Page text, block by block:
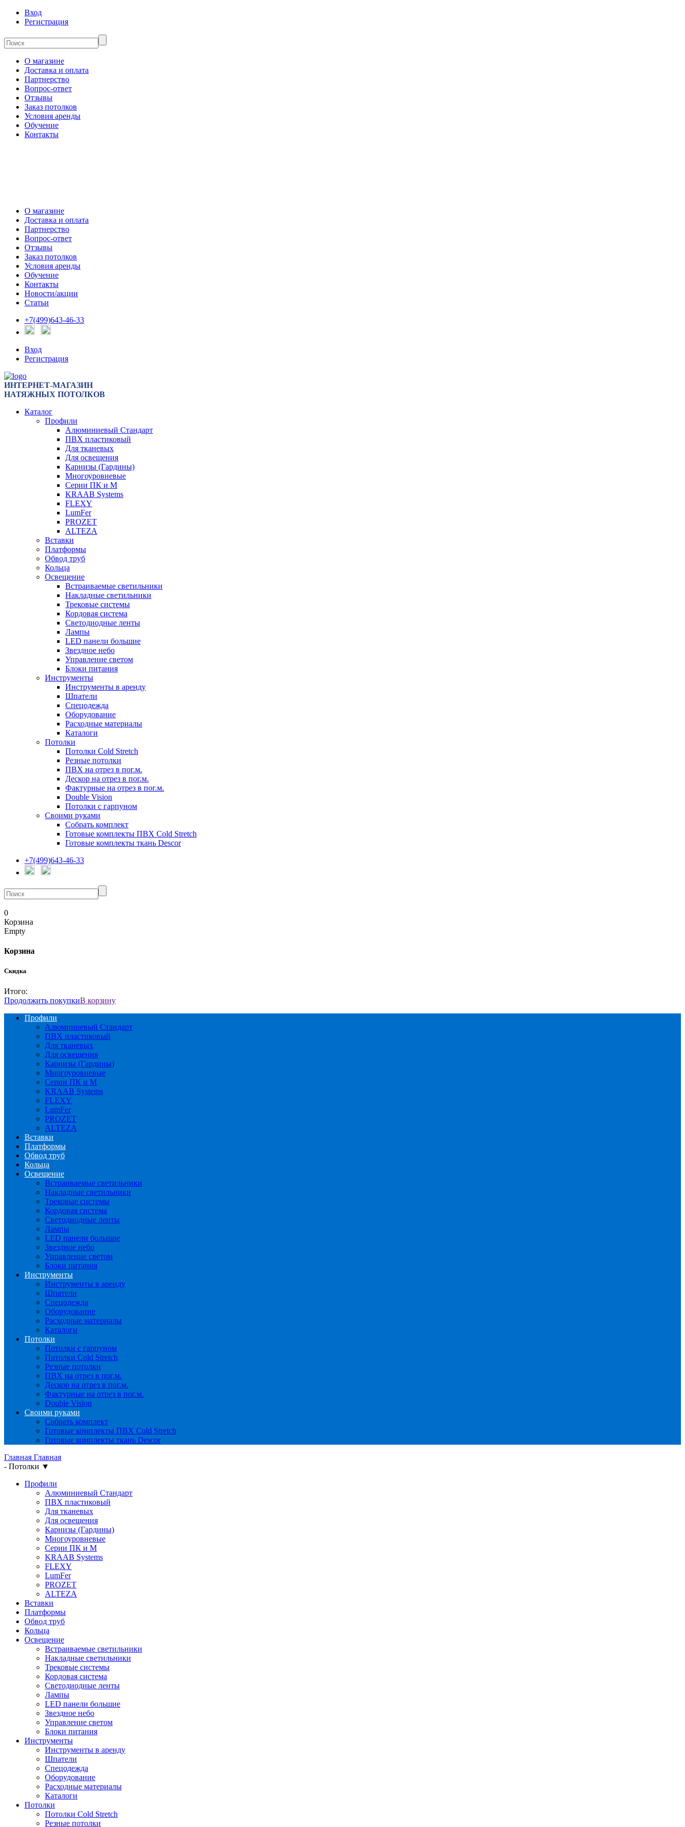
Вход
Регистрация
О магазине
Доставка и оплата
Партнерство
Вопрос-ответ
Отзывы
Заказ потолков
Условия аренды
Обучение
Контакты
О магазине
Доставка и оплата
Партнерство
Вопрос-ответ
Отзывы
Заказ потолков
Условия аренды
Обучение
Контакты
Новости/акции
Статьи
+7(499)643-46-33
Вход
Регистрация
ИНТЕРНЕТ-МАГАЗИН
НАТЯЖНЫХ ПОТОЛКОВ
Каталог
Профили
Алюминиевый Стандарт
ПВХ пластиковый
Для тканевых
Для освещения
Карнизы (Гардины)
Многоуровневые
Серии ПК и М
KRAAB Systems
FLEXY
LumFer
PROZET
ALTEZA
Вставки
Платформы
Обвод труб
Кольца
Освещение
Встраиваемые светильники
Накладные светильники
Трековые системы
Кордовая система
Светодиодные ленты
Лампы
LED панели большие
Звездное небо
Управление светом
Блоки питания
Инструменты
Инструменты в аренду
Шпатели
Спецодежда
Оборудование
Расходные материалы
Каталоги
Потолки
Потолки Cold Stretch
Резные потолки
ПВХ на отрез в пог.м.
Дескор на отрез в пог.м.
Фактурные на отрез в пог.м.
Double Vision
Потолки с гарпуном
Своими руками
Собрать комплект
Готовые комплекты ПВХ Cold Stretch
Готовые комплекты ткань Descor
+7(499)643-46-33
0
Корзина
Empty
Корзина
Скидка
Итого:
Продолжить покупкиВ корзину
Профили
Алюминиевый Стандарт
ПВХ пластиковый
Для тканевых
Для освещения
Карнизы (Гардины)
Многоуровневые
Серии ПК и М
KRAAB Systems
FLEXY
LumFer
PROZET
ALTEZA
Вставки
Платформы
Обвод труб
Кольца
Освещение
Встраиваемые светильники
Накладные светильники
Трековые системы
Кордовая система
Светодиодные ленты
Лампы
LED панели большие
Звездное небо
Управление светом
Блоки питания
Инструменты
Инструменты в аренду
Шпатели
Спецодежда
Оборудование
Расходные материалы
Каталоги
Потолки
Потолки с гарпуном
Потолки Cold Stretch
Резные потолки
ПВХ на отрез в пог.м.
Дескор на отрез в пог.м.
Фактурные на отрез в пог.м.
Double Vision
Своими руками
Собрать комплект
Готовые комплекты ПВХ Cold Stretch
Готовые комплекты ткань Descor
Главная Главная
- Потолки ▼
Профили
Алюминиевый Стандарт
ПВХ пластиковый
Для тканевых
Для освещения
Карнизы (Гардины)
Многоуровневые
Серии ПК и М
KRAAB Systems
FLEXY
LumFer
PROZET
ALTEZA
Вставки
Платформы
Обвод труб
Кольца
Освещение
Встраиваемые светильники
Накладные светильники
Трековые системы
Кордовая система
Светодиодные ленты
Лампы
LED панели большие
Звездное небо
Управление светом
Блоки питания
Инструменты
Инструменты в аренду
Шпатели
Спецодежда
Оборудование
Расходные материалы
Каталоги
Потолки
Потолки Cold Stretch
Резные потолки